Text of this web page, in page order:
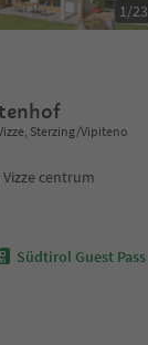
1/23
Sterzing/Vipiteno
centrum
Südtirol Guest Pass